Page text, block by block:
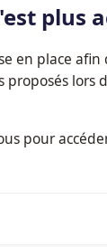
plus
en place
proposés lors
pour